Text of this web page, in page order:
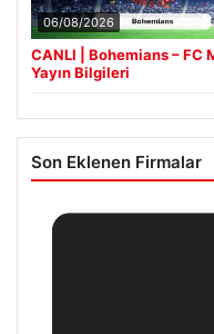
06/08/2026
CANLI | Bohemians – FC
Yayın Bilgileri
Son Eklenen Firmalar